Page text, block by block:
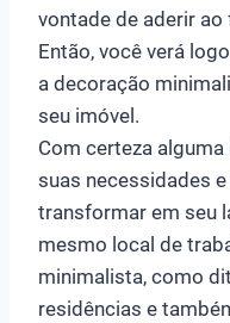
vontade de aderir ao
Então, você verá
a decoração
seu imóvel.
Com certeza alguma
suas necessidades
transformar em seu
mesmo local de
minimalista, como
residências e